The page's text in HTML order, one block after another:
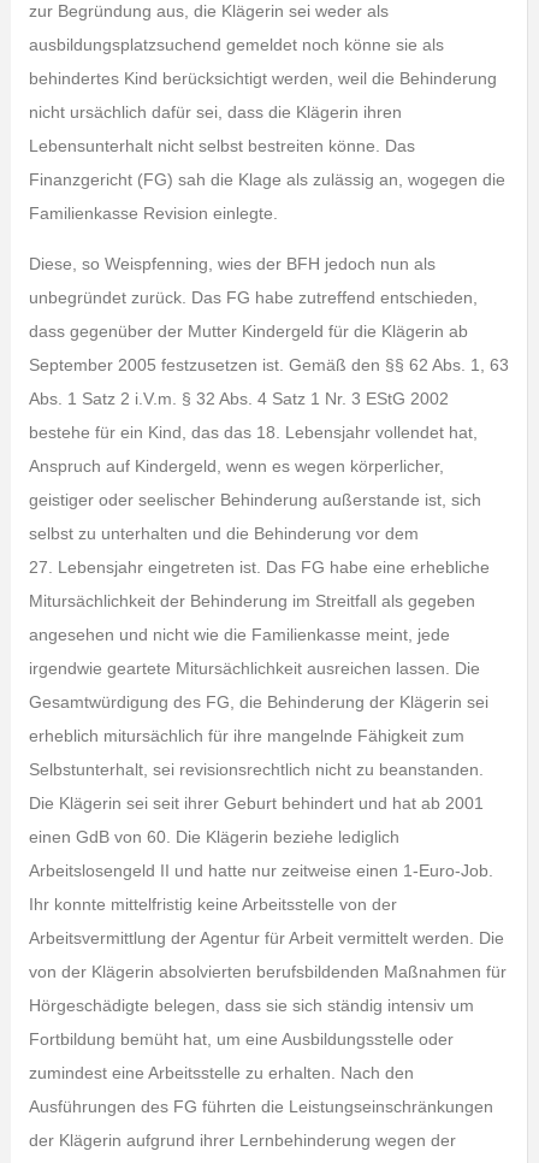
zur Begründung aus, die Klägerin sei weder als
ausbildungsplatzsuchend gemeldet noch könne sie als
behindertes Kind berücksichtigt werden, weil die Behinderung
nicht ursächlich dafür sei, dass die Klägerin ihren
Lebensunterhalt nicht selbst bestreiten könne. Das
Finanzgericht (FG) sah die Klage als zulässig an, wogegen die
Familienkasse Revision einlegte.
Diese, so Weispfenning, wies der BFH jedoch nun als
unbegründet zurück. Das FG habe zutreffend entschieden,
dass gegenüber der Mutter Kindergeld für die Klägerin ab
September 2005 festzusetzen ist. Gemäß den §§ 62 Abs. 1, 63
Abs. 1 Satz 2 i.V.m. § 32 Abs. 4 Satz 1 Nr. 3 EStG 2002
bestehe für ein Kind, das das 18. Lebensjahr vollendet hat,
Anspruch auf Kindergeld, wenn es wegen körperlicher,
geistiger oder seelischer Behinderung außerstande ist, sich
selbst zu unterhalten und die Behinderung vor dem
27. Lebensjahr eingetreten ist. Das FG habe eine erhebliche
Mitursächlichkeit der Behinderung im Streitfall als gegeben
angesehen und nicht wie die Familienkasse meint, jede
irgendwie geartete Mitursächlichkeit ausreichen lassen. Die
Gesamtwürdigung des FG, die Behinderung der Klägerin sei
erheblich mitursächlich für ihre mangelnde Fähigkeit zum
Selbstunterhalt, sei revisionsrechtlich nicht zu beanstanden.
Die Klägerin sei seit ihrer Geburt behindert und hat ab 2001
einen GdB von 60. Die Klägerin beziehe lediglich
Arbeitslosengeld II und hatte nur zeitweise einen 1-Euro-Job.
Ihr konnte mittelfristig keine Arbeitsstelle von der
Arbeitsvermittlung der Agentur für Arbeit vermittelt werden. Die
von der Klägerin absolvierten berufsbildenden Maßnahmen für
Hörgeschädigte belegen, dass sie sich ständig intensiv um
Fortbildung bemüht hat, um eine Ausbildungsstelle oder
zumindest eine Arbeitsstelle zu erhalten. Nach den
Ausführungen des FG führten die Leistungseinschränkungen
der Klägerin aufgrund ihrer Lernbehinderung wegen der